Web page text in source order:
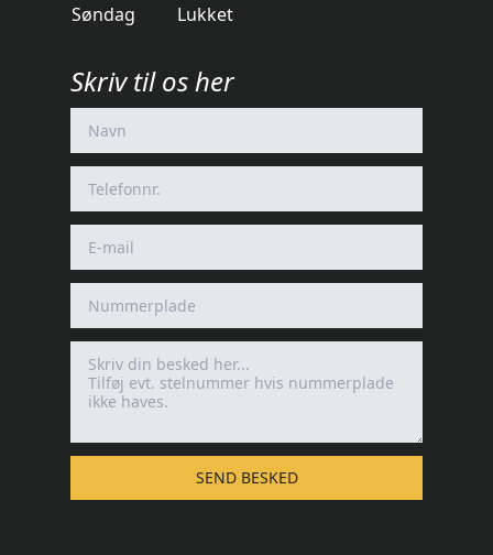
Søndag
Lukket
Skriv til os her
SEND BESKED